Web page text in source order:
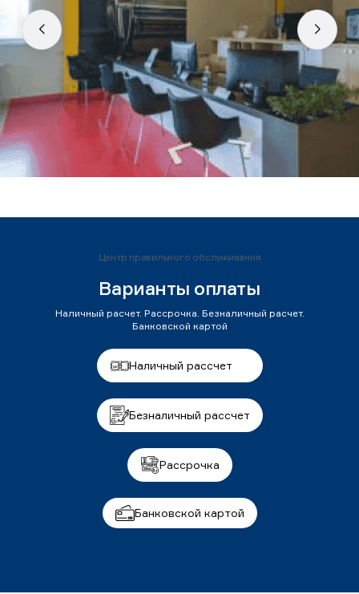
Центр правильного обслуживания
Варианты оплаты
Наличный расчет. Рассрочка. Безналичный расчет.
Банковской картой
Наличный рассчет
Безналичный рассчет
Рассрочка
Банковской картой